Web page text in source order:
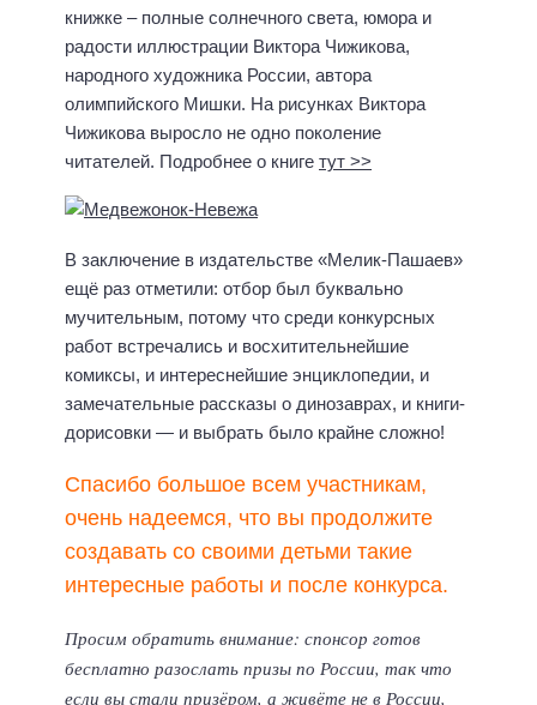
книжке – полные солнечного света, юмора и
радости иллюстрации Виктора Чижикова,
народного художника России, автора
олимпийского Мишки. На рисунках Виктора
Чижикова выросло не одно поколение
читателей. Подробнее о книге тут >>
В заключение в издательстве «Мелик-Пашаев»
ещё раз отметили: отбор был буквально
мучительным, потому что среди конкурсных
работ встречались и восхитительнейшие
комиксы, и интереснейшие энциклопедии, и
замечательные рассказы о динозаврах, и книги-
дорисовки — и выбрать было крайне сложно!
Спасибо большое всем участникам,
очень надеемся, что вы продолжите
создавать со своими детьми такие
интересные работы и после конкурса.
Просим обратить внимание: спонсор готов
бесплатно разослать призы по России, так что
если вы стали призёром, а живёте не в России,